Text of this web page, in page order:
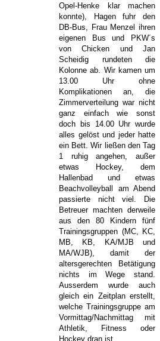
Opel-Henke klar machen
konnte), Hagen fuhr den
DB-Bus, Frau Menzel ihren
eigenen Bus und PKW´s
von Chicken und Jan
Scheidig rundeten die
Kolonne ab. Wir kamen um
13.00 Uhr ohne
Komplikationen an, die
Zimmerverteilung war nicht
ganz einfach wie sonst
doch bis 14.00 Uhr wurde
alles gelöst und jeder hatte
ein Bett. Wir ließen den Tag
1 ruhig angehen, außer
etwas Hockey, dem
Hallenbad und etwas
Beachvolleyball am Abend
passierte nicht viel. Die
Betreuer machten derweile
aus den 80 Kindern fünf
Trainingsgruppen (MC, KC,
MB, KB, KA/MJB und
MA/WJB), damit der
altersgerechten Betätigung
nichts im Wege stand.
Ausserdem wurde auch
gleich ein Zeitplan erstellt,
welche Trainingsgruppe am
Vormittag/Nachmittag mit
Athletik, Fitness oder
Hockey dran ist.